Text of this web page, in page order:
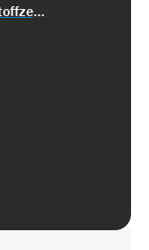
www.zke-sb.de/wertstoffzentren